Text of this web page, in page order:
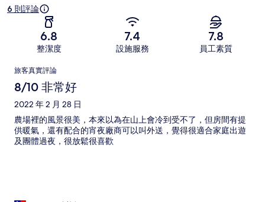
6 則評論
6.8
整潔度
7.4
設施服務
7.8
員工素質
評
論
旅客真實評論
8/10 非常好
2022 年 2 月 28 日
農場裡的風景很美，本來以為在山上會冷到受不了，但房間有提
供暖氣，還有配合的宵夜廠商可以叫外送，覺得很適合家庭出遊
及團體過夜，很放鬆很喜歡